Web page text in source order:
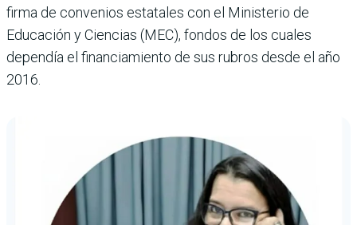
firma de convenios estatales con el Ministerio de
Educación y Ciencias (MEC), fondos de los cuales
dependía el financiamiento de sus rubros desde el año
2016.